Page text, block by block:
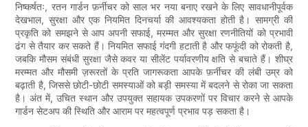
निष्कर्षतः, रतन गार्डन फ़र्नीचर को साल भर नया बनाए रखने के लिए सावधानीपूर्वक
देखभाल, सुरक्षा और एक नियमित दिनचर्या की आवश्यकता होती है। सामग्री की
प्रकृति को समझने से आप अपनी सफाई, मरम्मत और सुरक्षा रणनीतियों को प्रभावी
ढंग से तैयार कर सकते हैं। नियमित सफाई गंदगी हटाती है और फफूंदी को रोकती है,
जबकि मौसम संबंधी सुरक्षा जैसे कवर या सीलेंट पर्यावरणीय क्षति से बचाते हैं। शीघ्र
मरम्मत और मौसमी ज़रूरतों के प्रति जागरूकता आपके फ़र्नीचर की लंबी उम्र को
बढ़ाती है, जिससे छोटी-छोटी समस्याओं को बड़ी समस्या में बदलने से रोका जा सकता
है। अंत में, उचित स्थान और उपयुक्त सहायक उपकरणों पर विचार करने से आपके
गार्डन सेटअप की स्थिति और आराम पर महत्वपूर्ण प्रभाव पड़ सकता है।